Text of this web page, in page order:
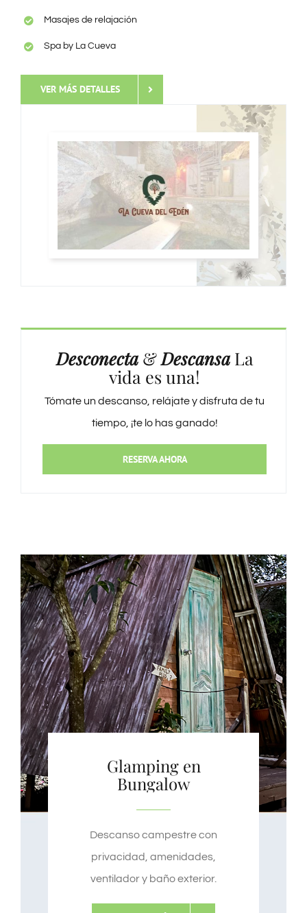
Masajes de relajación
Spa by La Cueva
VER MÁS DETALLES
Desconecta& DescansaLa
vida es una!
Tómate un descanso, relájate y disfruta de tu
tiempo, ¡te lo has ganado!
RESERVA AHORA
Glamping en
Bungalow
Descanso campestre con
privacidad, amenidades,
ventilador y baño exterior.